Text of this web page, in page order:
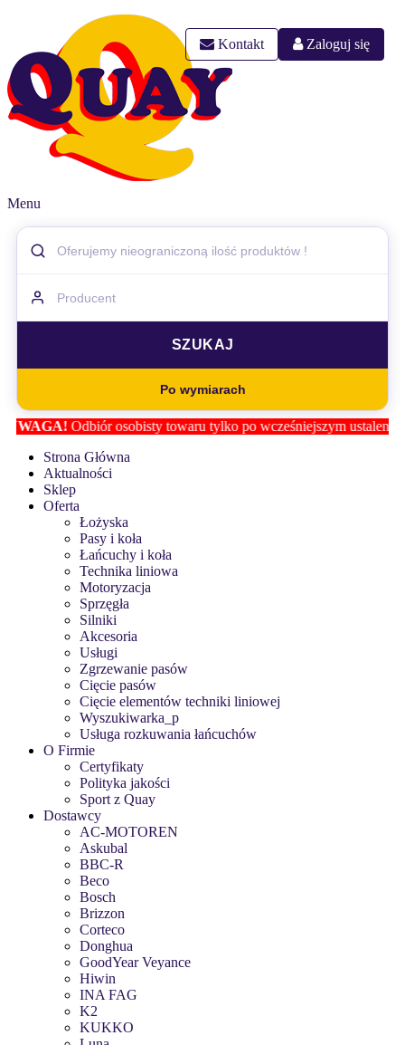
Kontakt Zaloguj się
Menu
Po wymiarach
osobisty towaru tylko po wcześniejszym ustaleniu lokalizacji z
Strona Główna
Aktualności
Sklep
Oferta
Łożyska
Pasy i koła
Łańcuchy i koła
Technika liniowa
Motoryzacja
Sprzęgła
Silniki
Akcesoria
Usługi
Zgrzewanie pasów
Cięcie pasów
Cięcie elementów techniki liniowej
Wyszukiwarka_p
Usługa rozkuwania łańcuchów
O Firmie
Certyfikaty
Polityka jakości
Sport z Quay
Dostawcy
AC-MOTOREN
Askubal
BBC-R
Beco
Bosch
Brizzon
Corteco
Donghua
GoodYear Veyance
Hiwin
INA FAG
K2
KUKKO